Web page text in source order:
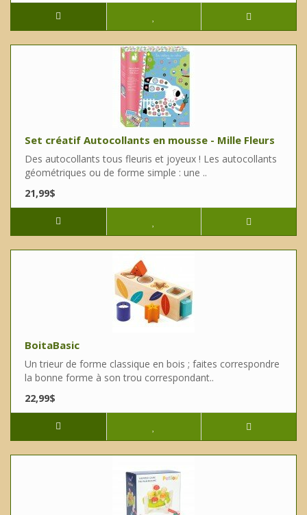
Set créatif Autocollants en mousse - Mille Fleurs
Des autocollants tous fleuris et joyeux ! Les autocollants
géométriques ou de forme simple : une ..
21,99$
BoitaBasic
Un trieur de forme classique en bois ; faites correspondre
la bonne forme à son trou correspondant..
22,99$